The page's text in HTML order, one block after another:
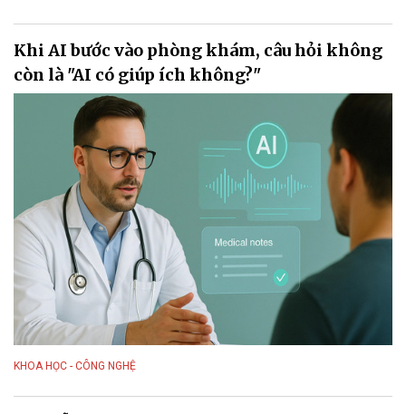
Khi AI bước vào phòng khám, câu hỏi không
còn là "AI có giúp ích không?"
KHOA HỌC - CÔNG NGHỆ